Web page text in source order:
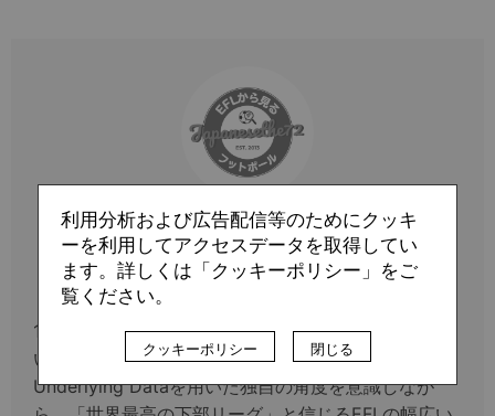
Profile
秋吉 圭（EFLから見るフットボール）
1996年生まれ。高校時代にEFL（英2、3、4部）につ
いての発信活動を開始し、社会学的な視点や
Underlying Dataを用いた独自の角度を意識しなが
利用分析および広告配信等のためにクッキ
ーを利用してアクセスデータを取得してい
ます。詳しくは「クッキーポリシー」をご
覧ください。
クッキーポリシー 閉じる